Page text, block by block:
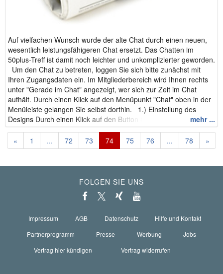
Auf vielfachen Wunsch wurde der alte Chat durch einen neuen,
wesentlich leistungsfähigeren Chat ersetzt. Das Chatten im
50plus-Treff ist damit noch leichter und unkomplizierter geworden.
Um den Chat zu betreten, loggen Sie sich bitte zunächst mit
Ihren Zugangsdaten ein. Im Mitgliederbereich wird Ihnen rechts
unter "Gerade im Chat" angezeigt, wer sich zur Zeit im Chat
aufhält. Durch einen Klick auf den Menüpunkt "Chat" oben in der
Menüleiste gelangen Sie selbst dorthin. 1.) Einstellung des
Designs Durch einen Klick auf den Button &...
mehr ...
« 1 ... 72 73 74 75 76 ... 78 »
FOLGEN SIE UNS
Impressum AGB Datenschutz
Hilfe und Kontakt
Partnerprogramm
Presse Werbung
Jobs
Vertrag hier kündigen
Vertrag widerrufen